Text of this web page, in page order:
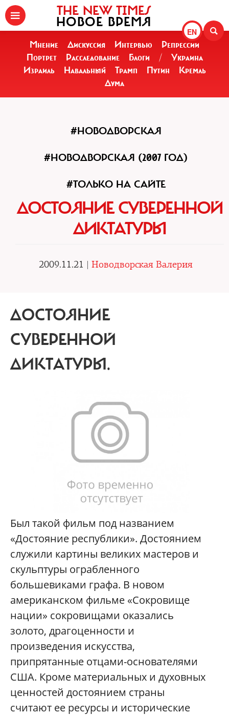
EN
THE NEW TIMES
НОВОЕ ВРЕМЯ
Мнение Дискуссия Интервью
Репрессии
Портрет
Расследование Блоги /
Украина
Израиль
Навальный Трамп Путин
Кремль
Дума
#НОВОДВОРСКАЯ
#НОВОДВОРСКАЯ (2007 ГОД)
#ТОЛЬКО НА САЙТЕ
ДОСТОЯНИЕ СУВЕРЕННОЙ
ДИКТАТУРЫ
2009.11.21 | Новодворская Валерия
ДОСТОЯНИЕ
СУВЕРЕННОЙ
ДИКТАТУРЫ.
Был такой фильм под названием
«Достояние республики». Достоянием
служили картины великих мастеров и
скульптуры ограбленного
большевиками графа. В новом
американском фильме «Сокровище
нации» сокровищами оказались
золото, драгоценности и
произведения искусства,
припрятанные отцами-основателями
США. Кроме материальных и духовных
ценностей достоянием страны
считают ее ресурсы и исторические